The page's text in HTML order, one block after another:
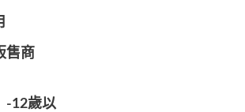
售商
-12歲以